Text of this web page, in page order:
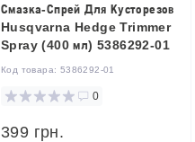
Смазка-Спрей Для Кусторезов
Husqvarna Hedge Trimmer
Spray (400 мл) 5386292-01
Код товара: 5386292-01
0
399 грн.